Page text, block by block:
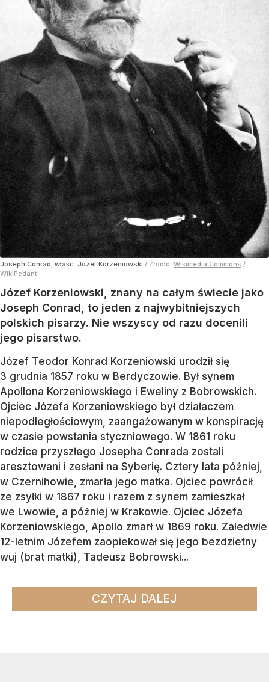
Joseph Conrad, właśc. Józef Korzeniowski / Źródło: Wikimedia Commons /
WikiPedant
Józef Korzeniowski, znany na całym świecie jako
Joseph Conrad, to jeden z najwybitniejszych
polskich pisarzy. Nie wszyscy od razu docenili
jego pisarstwo.
Józef Teodor Konrad Korzeniowski urodził się
3 grudnia 1857 roku w Berdyczowie. Był synem
Apollona Korzeniowskiego i Eweliny z Bobrowskich.
Ojciec Józefa Korzeniowskiego był działaczem
niepodległościowym, zaangażowanym w konspirację
w czasie powstania styczniowego. W 1861 roku
rodzice przyszłego Josepha Conrada zostali
aresztowani i zesłani na Syberię. Cztery lata później,
w Czernihowie, zmarła jego matka. Ojciec powrócił
ze zsyłki w 1867 roku i razem z synem zamieszkał
we Lwowie, a później w Krakowie. Ojciec Józefa
Korzeniowskiego, Apollo zmarł w 1869 roku. Zaledwie
12-letnim Józefem zaopiekował się jego bezdzietny
wuj (brat matki), Tadeusz Bobrowski...
CZYTAJ DALEJ